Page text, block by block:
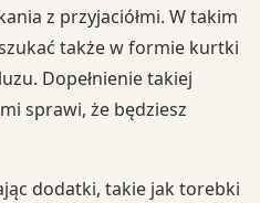
z przyjaciółmi. W takim
także w formie kurtki
Dopełnienie takiej
sprawi, że będziesz
dodatki, takie jak torebki